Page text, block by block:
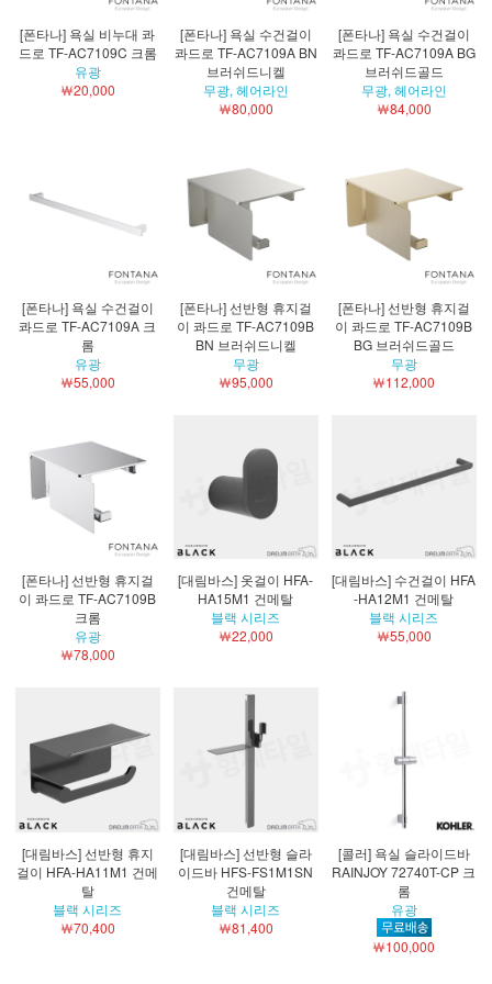
[폰타나] 욕실 비누대 콰
드로 TF-AC7109C 크롬
유광
￦20,000
[폰타나] 욕실 수건걸이
콰드로 TF-AC7109A BN
브러쉬드니켈
무광, 헤어라인
￦80,000
[폰타나] 욕실 수건걸이
콰드로 TF-AC7109A BG
브러쉬드골드
무광, 헤어라인
￦84,000
[폰타나] 욕실 수건걸이
콰드로 TF-AC7109A 크
롬
유광
￦55,000
[폰타나] 선반형 휴지걸
이 콰드로 TF-AC7109B
BN 브러쉬드니켈
무광
￦95,000
[폰타나] 선반형 휴지걸
이 콰드로 TF-AC7109B
BG 브러쉬드골드
무광
￦112,000
[폰타나] 선반형 휴지걸
이 콰드로 TF-AC7109B
크롬
유광
￦78,000
[대림바스] 옷걸이 HFA-
HA15M1 건메탈
블랙 시리즈
￦22,000
[대림바스] 수건걸이 HFA
-HA12M1 건메탈
블랙 시리즈
￦55,000
[대림바스] 선반형 휴지
걸이 HFA-HA11M1 건메
탈
블랙 시리즈
￦70,400
[대림바스] 선반형 슬라
이드바 HFS-FS1M1SN
건메탈
블랙 시리즈
￦81,400
[콜러] 욕실 슬라이드바
RAINJOY 72740T-CP 크
롬
유광
￦100,000